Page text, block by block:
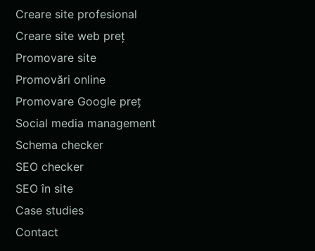
Creare site profesional
Creare site web preț
Promovare site
Promovări online
Promovare Google preț
Social media management
Schema checker
SEO checker
SEO în site
Case studies
Contact